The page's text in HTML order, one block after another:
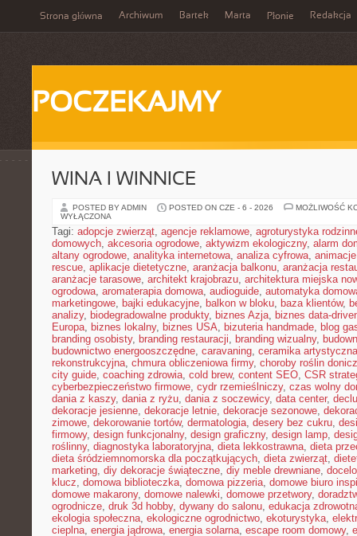
Strona główna Archiwum Bartek Marta Płonie Redakcja
POCZEKAJMY
WINA I WINNICE
POSTED BY ADMIN POSTED ON CZE - 6 - 2026
MOŻLIWOŚĆ
WYŁĄCZONA
Tagi: adopcje zwierząt, agencje reklamowe, agroturystyka
domowych, akcesoria ogrodowe, aktywizm ekologiczny, alarm
altany ogrodowe, analityka internetowa, analiza cyfrowa,
rescue, aplikacje dietetyczne, aranżacja balkonu, aranżacja
aranżacje tarasowe, architekt krajobrazu, architektura miejska
ogrodowa, aromaterapia domowa, audioguide, automatyka
marketingowe, bajki edukacyjne, balkon w bloku, baza klientów,
analizy, biodegradowalne produkty, biznes Azja, biznes data-
Europa, biznes lokalny, biznes USA, bizuteria handmade, blog
branding osobisty, branding restauracji, branding wizualny,
budownictwo energooszczędne, caravaning, ceramika artystyczna
rekonstrukcyjna, chmura obliczeniowa firmy, choroby roślin
city guide, coaching zdrowia, cold brew, content SEO, CSR
cyberbezpieczeństwo firmowe, cydr rzemieślniczy, czas wolny
dania z kaszy, dania z ryżu, dania z soczewicy, data center,
dekoracje jesienne, dekoracje letnie, dekoracje sezonowe,
zimowe, dekorowanie tortów, dermatologia, desery bez cukru,
firmowy, design funkcjonalny, design graficzny, design lamp,
roślinny, diagnostyka laboratoryjna, dieta lekkostrawna, dieta
dieta śródziemnomorska dla początkujących, dieta zwierząt,
marketing, diy dekoracje świąteczne, diy meble drewniane,
klucz, domowa biblioteczka, domowa pizzeria, domowe biuro
domowe makarony, domowe nalewki, domowe przetwory,
ogrodnicze, druk 3d hobby, dywany do salonu, edukacja
ekologia społeczna, ekologiczne ogrodnictwo, ekoturystyka,
cieplna, energia jądrowa, energia solarna, escape room domowy,